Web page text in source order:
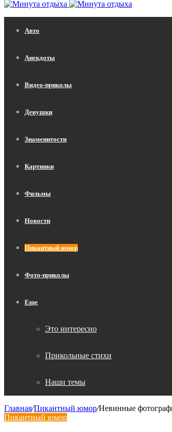
Авто
Анекдоты
Видео-приколы
Девушки
Знаменитости
Картинки
Фильмы
Новости
Пикантный юмор
Фото-приколы
Еще
Это интересно
Прикольные стихи
Наши темы
Главная/Пикантный юмор/Невинные
Пикантный юмор